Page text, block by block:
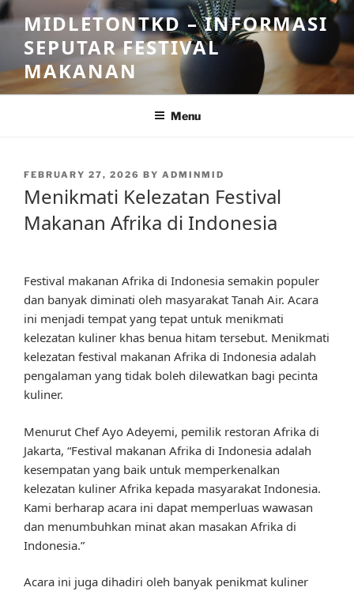
Skip
to
content
MIDLETONTKD – INFORMASI
SEPUTAR FESTIVAL
MAKANAN
Menu
POSTED
FEBRUARY 27, 2026 BY ADMINMID
Menikmati Kelezatan Festival
Makanan Afrika di Indonesia
Festival makanan Afrika di Indonesia semakin populer
dan banyak diminati oleh masyarakat Tanah Air. Acara
ini menjadi tempat yang tepat untuk menikmati
kelezatan kuliner khas benua hitam tersebut. Menikmati
kelezatan festival makanan Afrika di Indonesia adalah
pengalaman yang tidak boleh dilewatkan bagi pecinta
kuliner.
Menurut Chef Ayo Adeyemi, pemilik restoran Afrika di
Jakarta, “Festival makanan Afrika di Indonesia adalah
kesempatan yang baik untuk memperkenalkan
kelezatan kuliner Afrika kepada masyarakat Indonesia.
Kami berharap acara ini dapat memperluas wawasan
dan menumbuhkan minat akan masakan Afrika di
Indonesia.”
Acara ini juga dihadiri oleh banyak penikmat kuliner